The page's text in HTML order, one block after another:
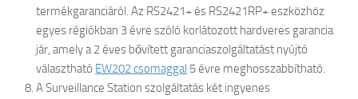
termékgaranciáról. Az RS2421+ és RS2421RP+ eszközhöz
egyes régiókban 3 évre szóló korlátozott hardveres garancia
jár, amely a 2 éves bővített garanciaszolgáltatást nyújtó
választható EW202 csomaggal 5 évre meghosszabbítható.
A Surveillance Station szolgáltatás két ingyenes